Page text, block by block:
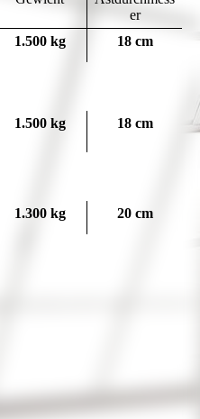
er
1.500 kg 18 cm
1.500 kg 18 cm
1.300 kg 20 cm